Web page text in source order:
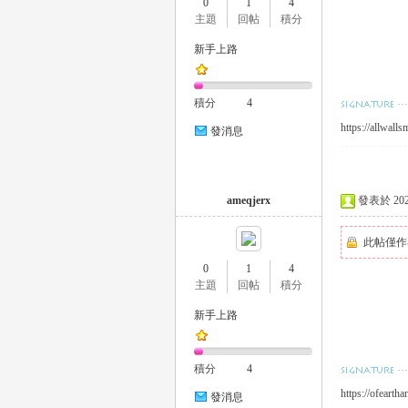
0
主題
1
回帖
4
積分
新手上路
積分 4
發消息 https://
ameqjerx
0
主題
1
回帖
4
積分
新手上路
積分 4
發消息
發表於
此帖僅
https://